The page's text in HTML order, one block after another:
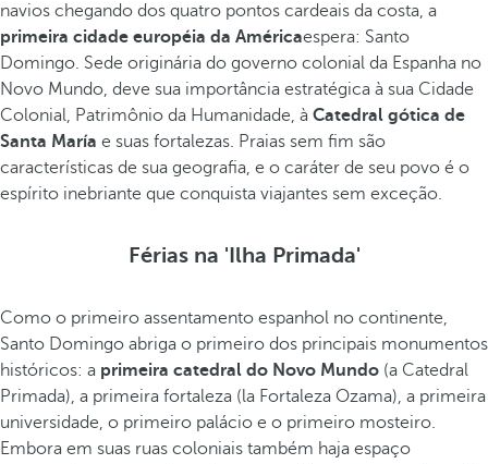
navios chegando dos quatro pontos cardeais da costa, a
primeira cidade européia da Américaespera: Santo
Domingo. Sede originária do governo colonial da Espanha no
Novo Mundo, deve sua importância estratégica à sua Cidade
Colonial, Patrimônio da Humanidade, à Catedral gótica de
Santa María e suas fortalezas. Praias sem fim são
características de sua geografia, e o caráter de seu povo é o
espírito inebriante que conquista viajantes sem exceção.
Férias na 'Ilha Primada'
Como o primeiro assentamento espanhol no continente,
Santo Domingo abriga o primeiro dos principais monumentos
históricos: a primeira catedral do Novo Mundo (a Catedral
Primada), a primeira fortaleza (la Fortaleza Ozama), a primeira
universidade, o primeiro palácio e o primeiro mosteiro.
Embora em suas ruas coloniais também haja espaço